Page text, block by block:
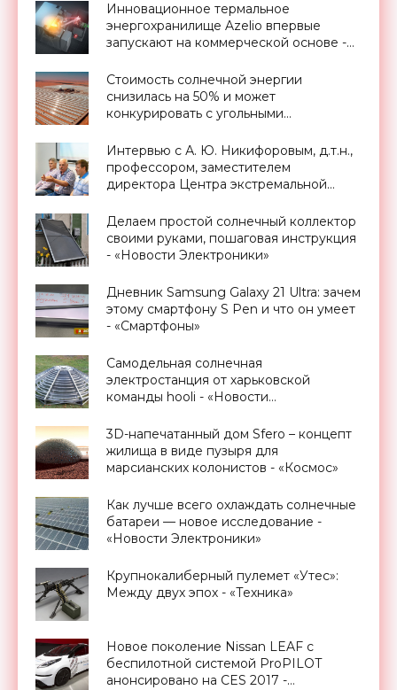
Инновационное термальное
энергохранилище Azelio впервые
запускают на коммерческой основе -
Стоимость солнечной энергии
снизилась на 50% и может
конкурировать с угольными
Электроники»
Интервью с А. Ю. Никифоровым, д.т.н.,
профессором, заместителем
директора Центра экстремальной
МИФИ - «Смартфоны»
Делаем простой солнечный коллектор
своими руками, пошаговая инструкция
- «Новости Электроники»
Дневник Samsung Galaxy 21 Ultra: зачем
этому смартфону S Pen и что он умеет
- «Смартфоны»
Самодельная солнечная
электростанция от харьковской
команды hooli - «Новости
3D-напечатанный дом Sfero – концепт
жилища в виде пузыря для
марсианских колонистов - «Космос»
Как лучше всего охлаждать солнечные
батареи — новое исследование -
«Новости Электроники»
Крупнокалиберный пулемет «Утес»:
Между двух эпох - «Техника»
Новое поколение Nissan LEAF с
беспилотной системой ProPILOT
анонсировано на CES 2017 -